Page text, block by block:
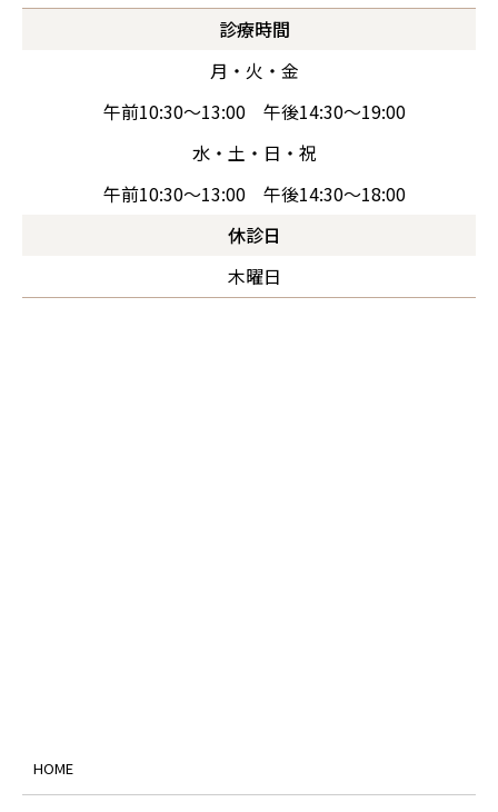
診療時間
月・火・金
午前10:30～13:00 午後14:30～19:00
水・土・日・祝
午前10:30～13:00 午後14:30～18:00
休診日
木曜日
HOME